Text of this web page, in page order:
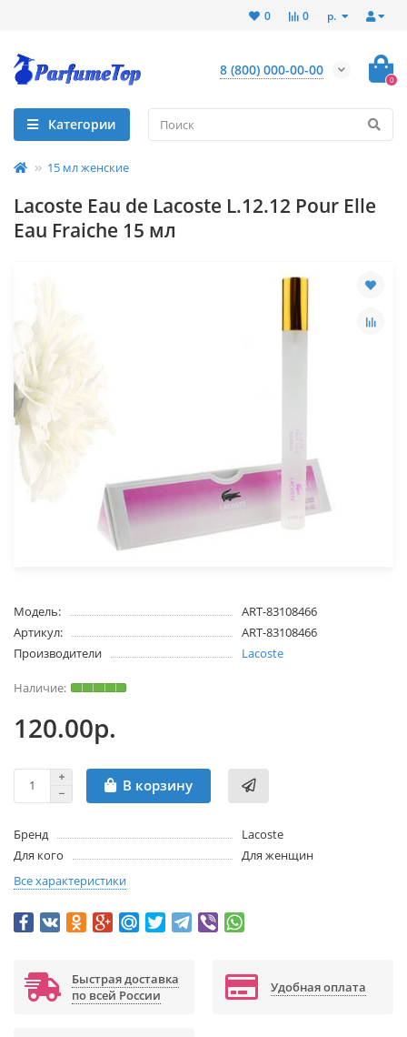
р.
0
0
8 (800) 000-00-00
0
Категории
15 мл женские
Lacoste Eau de Lacoste L.12.12 Pour Elle
Eau Fraiche 15 мл
Модель:
ART-83108466
Артикул:
ART-83108466
Производители
Lacoste
120.00р.
В корзину
Бренд
Lacoste
Для кого
Для женщин
Все характеристики
Быстрая доставка
по всей России
Удобная оплата